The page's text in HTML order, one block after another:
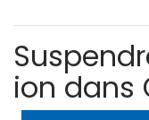
ion dans